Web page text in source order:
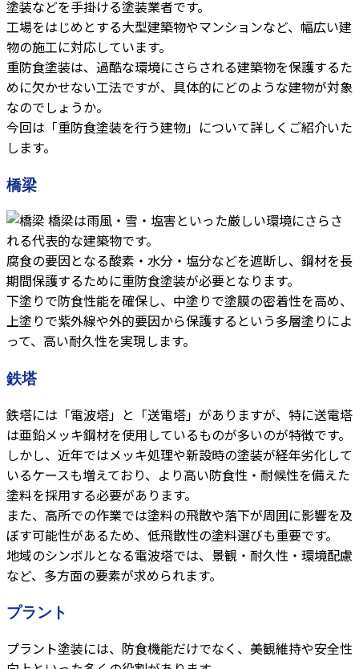
塗装などを手掛ける塗装業者です。
工場をはじめとする大型建築物やマンションなど、幅広い建
物の施工に対応しています。
重防食塗装は、過酷な環境にさらされる建築物を保護するた
めに欠かせない工法ですが、具体的にどのような建物が対象
なのでしょうか。
今回は「重防食塗装を行う建物」について詳しくご紹介いた
します。
橋梁
橋梁は雨風・雪・塩害といった厳しい環境にさらさ
れる代表的な建築物です。
腐食の要因となる酸素・水分・塩分などを遮断し、鋼材を長
期間保護するために重防食塗装が必要となります。
下塗りで防食性能を確保し、中塗りで塗膜の密着性を高め、
上塗りで紫外線や外的要因から保護するという多層塗りによ
って、高い耐久性を実現します。
鉄塔
鉄塔には「電波塔」と「送電塔」がありますが、特に送電塔
は亜鉛メッキ鋼材を使用しているものが多いのが特徴です。
しかし、近年ではメッキ処理や新設時の塗装が経年劣化して
いるケースも増えており、より高い防食性・耐候性を備えた
塗料を採用する必要があります。
また、高所での作業では塗料の飛散や落下が周囲に影響を及
ぼす可能性があるため、低飛散性の塗料選びも重要です。
地域のシンボルとなる電波塔では、景観・耐久性・環境配慮
など、多方面の要素が求められます。
プラント
プラント塗装には、防食機能だけでなく、美観維持や安全性